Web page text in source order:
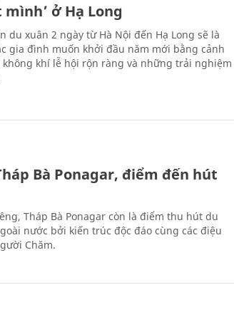
ở Hạ Long
du xuân 2 ngày từ Hà Nội đến Hạ Long sẽ là
gia đình muốn khởi đầu năm mới bằng cảnh
khí lễ hội rộn ràng và những trải nghiệm
Bà Ponagar, điểm đến hút
Tháp Bà Ponagar còn là điểm thu hút du
nước bởi kiến trúc độc đáo cùng các điệu
Chăm.